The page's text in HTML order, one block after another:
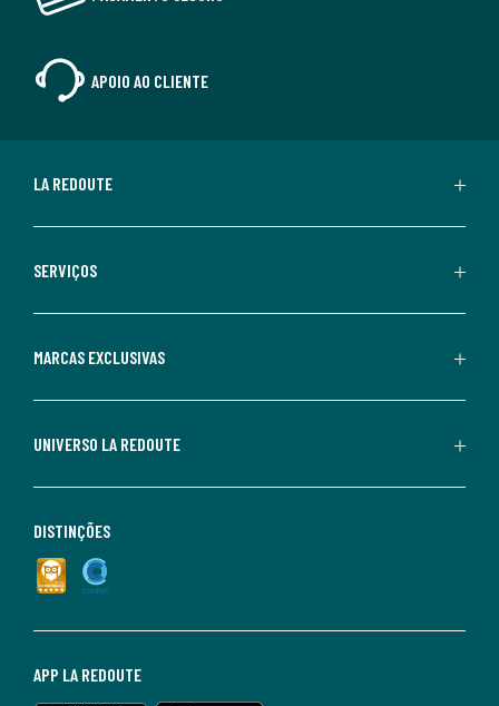
APOIO AO CLIENTE
LA REDOUTE
SERVIÇOS
MARCAS EXCLUSIVAS
UNIVERSO LA REDOUTE
APP LA REDOUTE
DISTINÇÕES